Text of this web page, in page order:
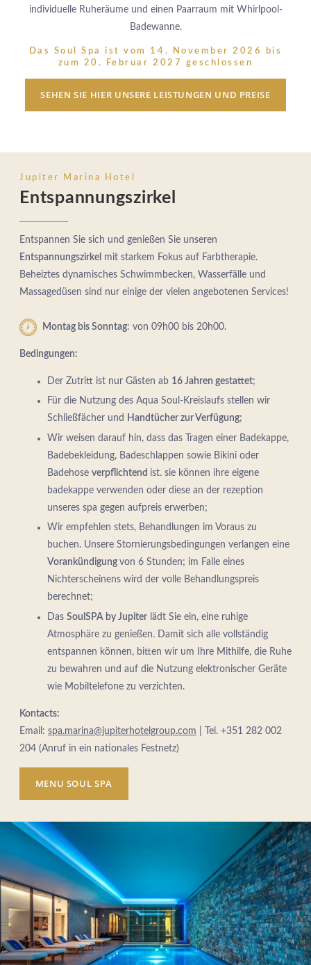
individuelle Ruheräume und einen Paarraum mit Whirlpool-
Badewanne.
Das Soul Spa ist vom 14. November 2026 bis
zum 20. Februar 2027 geschlossen
SEHEN SIE HIER UNSERE LEISTUNGEN UND PREISE
Jupiter Marina Hotel
Entspannungszirkel
Entspannen Sie sich und genießen Sie unseren
Entspannungszirkel mit starkem Fokus auf Farbtherapie.
Beheiztes dynamisches Schwimmbecken, Wasserfälle und
Massagedüsen sind nur einige der vielen angebotenen Services!
Montag bis Sonntag: von 09h00 bis 20h00.
Bedingungen:
Der Zutritt ist nur Gästen ab 16 Jahren gestattet;
Für die Nutzung des Aqua Soul-Kreislaufs stellen wir
Schließfächer und
Handtücher zur Verfügung;
Wir weisen darauf hin, dass das Tragen einer Badekappe,
Badebekleidung, Badeschlappen sowie Bikini oder
Badehose verpflichtend ist. sie können ihre eigene
badekappe verwenden oder diese an der rezeption
unseres spa gegen aufpreis erwerben;
Wir empfehlen stets, Behandlungen im Voraus zu
buchen. Unsere Stornierungsbedingungen verlangen eine
Vorankündigung von 6 Stunden; im Falle eines
Nichterscheinens wird der volle Behandlungspreis
berechnet;
Das SoulSPA by Jupiter lädt Sie ein, eine ruhige
Atmosphäre zu genießen. Damit sich alle vollständig
entspannen können, bitten wir um Ihre Mithilfe, die Ruhe
zu bewahren und auf die Nutzung elektronischer Geräte
wie Mobiltelefone zu verzichten.
Kontacts:
Email: spa.marina@jupiterhotelgroup.com | Tel. +351 282 002
204 (Anruf in ein nationales Festnetz)
MENU SOUL SPA